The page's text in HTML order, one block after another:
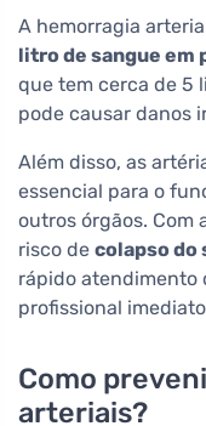
A hemorragia
litro de sangue em
que tem cerca de 5
pode causar danos
Além disso, as
essencial para o
outros órgãos. Com
risco de colapso do
rápido atendimento
profissional
Como
arteriais?